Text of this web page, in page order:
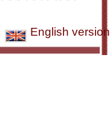
English version